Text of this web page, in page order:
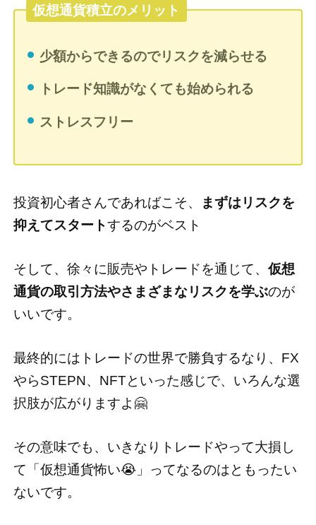
仮想通貨積立のメリット
少額からできるのでリスクを減らせる
トレード知識がなくても始められる
ストレスフリー
投資初心者さんであればこそ、
まずはリスクを
抑えてスタートするのがベスト
そして、徐々に販売やトレードを通じて、 仮想
通貨の取引方法やさまざまなリスクを学ぶのが
いいです。
最終的にはトレードの世界で勝負するなり、FX
やらSTEPN、NFTといった感じで、いろんな選
択肢が広がりますよ🤗
その意味でも、いきなりトレードやって大損し
て「仮想通貨怖い😭」ってなるのはともったい
ないです。